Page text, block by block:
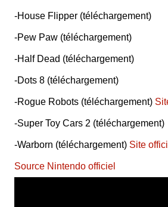
-House Flipper (téléchargement)
-Pew Paw (téléchargement)
-Half Dead (téléchargement)
-Dots 8 (téléchargement)
-Rogue Robots (téléchargement)
-Super Toy Cars 2 (téléchargement)
-Warborn (téléchargement) Site
Source Nintendo officiel